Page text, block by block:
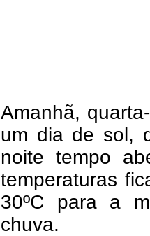
Amanhã,
um dia de sol,
noite tempo
temperaturas
30ºC para a
chuva.